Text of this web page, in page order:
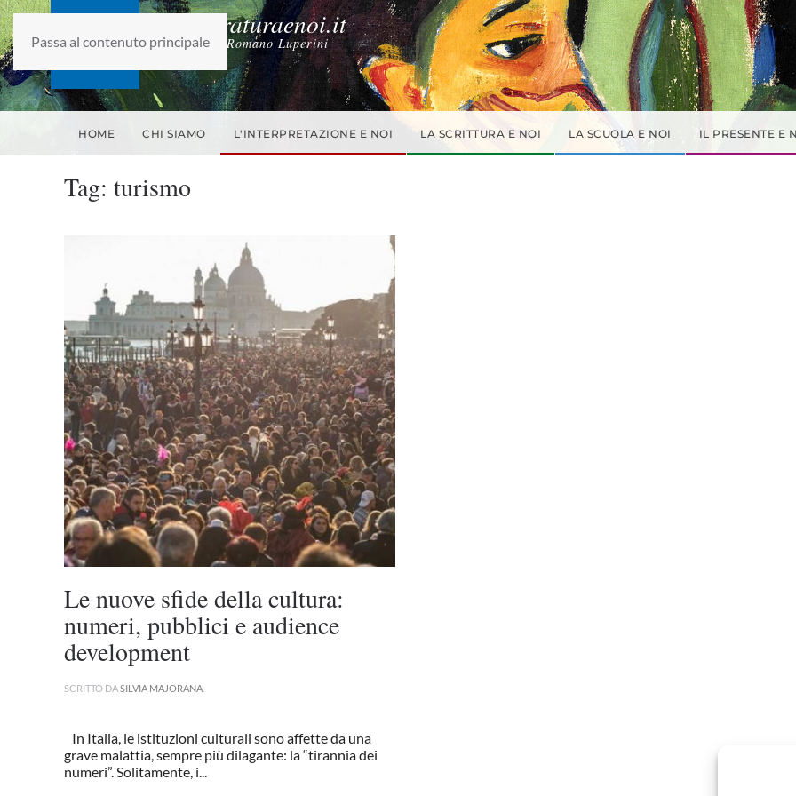
Passa al contenuto principale
laletteraturaenoi.it
fondato da Romano Luperini
HOME CHI SIAMO L'INTERPRETAZIONE E NOI LA SCRITTURA E NOI LA SCUOLA E NOI IL PRESENTE E
Tag: turismo
Le nuove sfide della cultura:
numeri, pubblici e audience
development
SCRITTO DASILVIA MAJORANA
In Italia, le istituzioni culturali sono affette da una
grave malattia, sempre più dilagante: la “tirannia dei
numeri”. Solitamente, i...